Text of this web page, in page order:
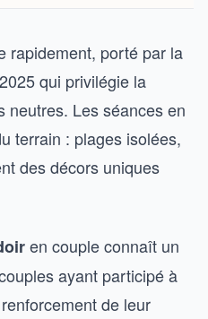
rapidement, porté par la
qui privilégie la
neutres. Les séances en
terrain : plages isolées,
des décors uniques
en couple connaît un
ayant participé à
de leur